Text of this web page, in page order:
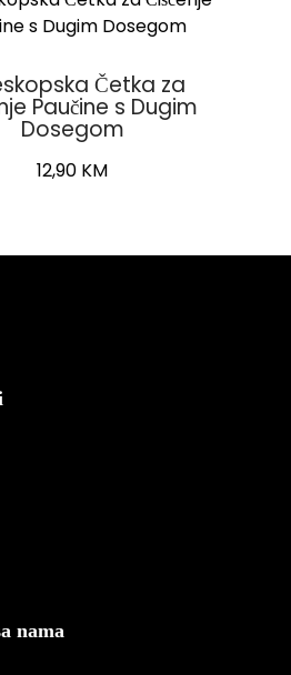
Četka za
Paučine s Dugim
Dosegom
12,90 KM
nama